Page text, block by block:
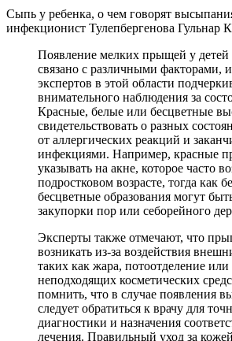
Сыпь у ребенка, о чем говорят
инфекционист Тулепбергенова Гульнар
Появление мелких прыщей у
связано с различными факторами,
экспертов в этой области
внимательного наблюдения за
Красные, белые или бесцветные
свидетельствовать о разных
от аллергических реакций и
инфекциями. Например, красные
указывать на акне, которое часто
подростковом возрасте, тогда как
бесцветные образования могут
закупорки пор или себорейного
Эксперты также отмечают, что
возникать из-за воздействия
таких как жара, потоотделение или
неподходящих косметических
помнить, что в случае появления
следует обратиться к врачу для
диагностики и назначения
лечения. Правильный уход за